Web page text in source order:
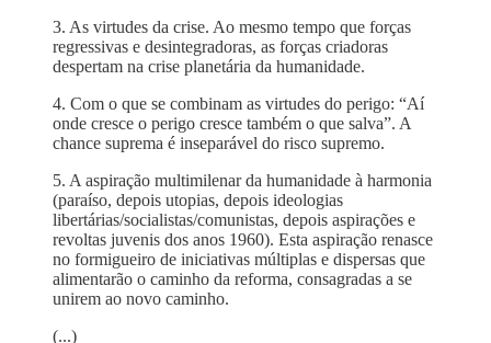
3. As virtudes da crise. Ao mesmo tempo que forças
regressivas e desintegradoras, as forças criadoras
despertam na crise planetária da humanidade.
4. Com o que se combinam as virtudes do perigo: “Aí
onde cresce o perigo cresce também o que salva”. A
chance suprema é inseparável do risco supremo.
5. A aspiração multimilenar da humanidade à harmonia
(paraíso, depois utopias, depois ideologias
libertárias/socialistas/comunistas, depois aspirações e
revoltas juvenis dos anos 1960). Esta aspiração renasce
no formigueiro de iniciativas múltiplas e dispersas que
alimentarão o caminho da reforma, consagradas a se
unirem ao novo caminho.
(...)